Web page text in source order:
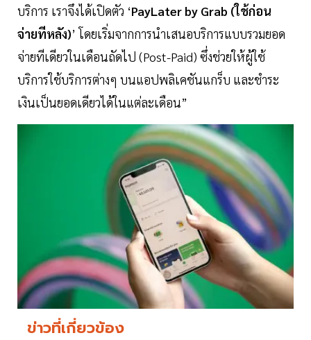
บริการ เราจึงได้เปิดตัว ‘PayLater by Grab (ใช้ก่อน
จ่ายทีหลัง)’ โดยเริ่มจากการนำเสนอบริการแบบรวมยอด
จ่ายทีเดียวในเดือนถัดไป (Post-Paid) ซึ่งช่วยให้ผู้ใช้
บริการใช้บริการต่างๆ บนแอปพลิเคชันแกร็บ และชำระ
เงินเป็นยอดเดียวได้ในแต่ละเดือน”
ข่าวที่เกี่ยวข้อง